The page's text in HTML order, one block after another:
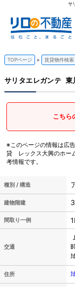
サ
TOPページ 賃貸物件検索
サリタエレガンテ 東
こちら
※このページの情報は広
貸 レックス大興のホー
考情報です。
種別 / 構造
建物階建
間取り一例
交通
住所